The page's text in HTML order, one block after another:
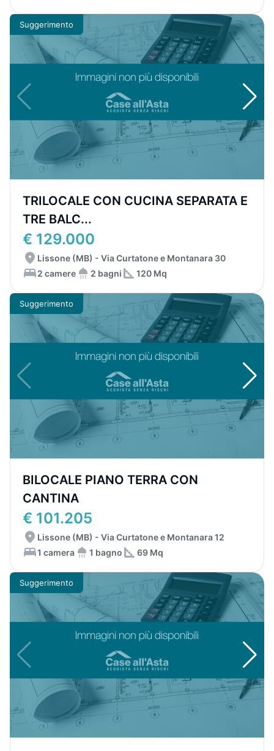
Suggerimento
TRILOCALE CON CUCINA SEPARATA E
TRE BALC...
€ 129.000
Lissone (MB) - Via Curtatone e Montanara 30
2 camere
2 bagni 120 Mq
Suggerimento
BILOCALE PIANO TERRA CON
CANTINA
€ 101.205
Lissone (MB) - Via Curtatone e Montanara 12
1 camera
1 bagno 69 Mq
Suggerimento